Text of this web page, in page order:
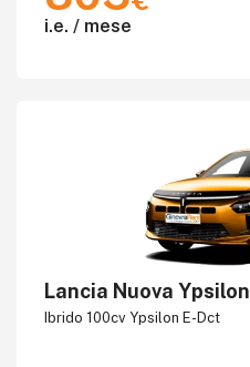
i.e. / mese
Lancia Nuova Ypsilon
Ibrido 100cv Ypsilon E-Dct